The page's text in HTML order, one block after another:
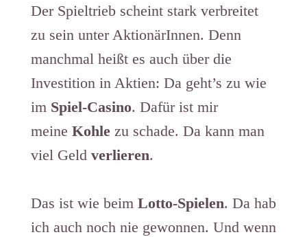
Der Spieltrieb scheint stark verbreitet
zu sein unter AktionärInnen. Denn
manchmal heißt es auch über die
Investition in Aktien: Da geht’s zu wie
im Spiel-Casino. Dafür ist mir
meine Kohlezu schade. Da kann man
viel Geld verlieren.
Das ist wie beim Lotto-Spielen. Da hab
ich auch noch nie gewonnen. Und wenn